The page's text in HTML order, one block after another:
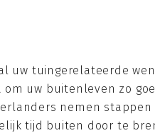
uw tuingerelateerde
uw buitenleven zo
nemen stappen
tijd buiten door te